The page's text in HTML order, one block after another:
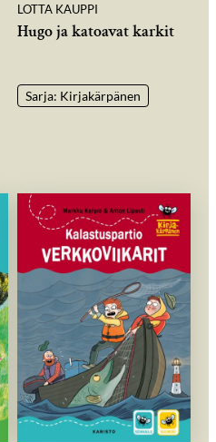
LOTTA KAUPPI
Hugo ja katoavat karkit
Sarja: Kirjakärpänen